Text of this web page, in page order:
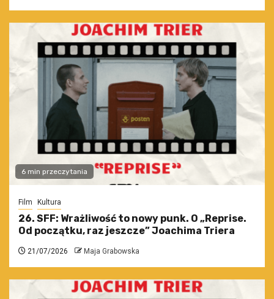
6 min przeczytania
Film Kultura
26. SFF: Wrażliwość to nowy punk. O „Reprise.
Od początku, raz jeszcze” Joachima Triera
21/07/2026 Maja Grabowska